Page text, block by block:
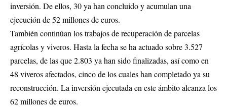
inversión. De ellos, 30 ya han concluido y acumulan una
ejecución de 52 millones de euros.
También continúan los trabajos de recuperación de parcelas
agrícolas y viveros. Hasta la fecha se ha actuado sobre 3.527
parcelas, de las que 2.803 ya han sido finalizadas, así como en
48 viveros afectados, cinco de los cuales han completado ya su
reconstrucción. La inversión ejecutada en este ámbito alcanza los
62 millones de euros.